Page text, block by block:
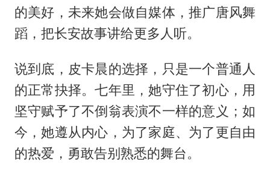
的美好，未来她会做自媒体，推广唐风舞
蹈，把长安故事讲给更多人听。
说到底，皮卡晨的选择，只是一个普通人
的正常抉择。七年里，她守住了初心，用
坚守赋予了不倒翁表演不一样的意义；如
今，她遵从内心，为了家庭、为了更自由
的热爱，勇敢告别熟悉的舞台。